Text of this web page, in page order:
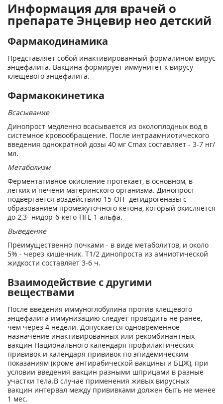
Информация для врачей о
препарате Энцевир нео детский
Фармакодинамика
Представляет собой инактивированный формалином вирус
энцефалита. Вакцина формирует иммунитет к вирусу
клещевого энцефалита.
Фармакокинетика
Всасывание
Динопрост медленно всасывается из околоплодных вод в
системное кровообращение. После интраамниотического
введения однократной дозы 40 мг Cmax составляет - 3-7 нг/
мл.
Метаболизм
Ферментативное окисление протекает, в основном, в
легких и печени материнского организма. Динопрост
подвергается воздействию 15-ОН- дегидрогеназы с
образованием промежуточного кетона, который окисляется
до 2,3- нидор-6-кето-ПГЕ 1 альфа.
Выведение
Преимущественно почками - в виде метаболитов, и около
5% - через кишечник. T1/2 динопроста из амниотической
жидкости составляет 3-6 ч.
Взаимодействие с другими
веществами
После введения иммуноглобулина против клещевого
энцефалита иммунизацию следует проводить не ранее,
чем через 4 недели. Допускается одновременное
назначение инактивированных или рекомбинантных
вакцин Национального календаря профилактических
прививок и календаря прививок по эпидемическим
показаниям (кроме антирабической вакцины и БЦЖ), при
условии введения вакцин разными шприцами в разные
участки тела.В случае применения живых вирусных
вакцин интервал между прививками должен быть не менее
1 мес.